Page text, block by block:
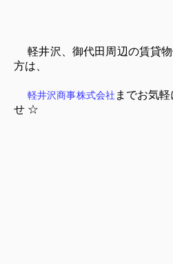
軽井沢、御代田周辺の賃貸
方は、
軽井沢商事株式会社 までお気軽
せ ☆